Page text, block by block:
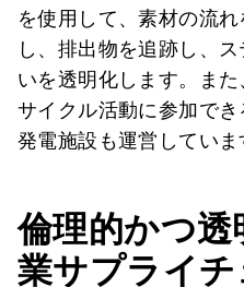
を使用して、素材の流
し、排出物を追跡し、
いを透明化します。ま
サイクル活動に参加で
発電施設も運営していま
倫理的かつ透
業サプライ